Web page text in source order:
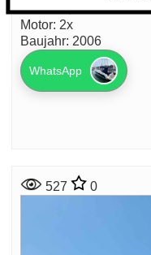
Breite: 3,6 m
Motor: 2x
Baujahr: 2006
WhatsApp
527 0